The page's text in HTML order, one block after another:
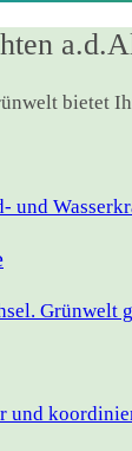
bietet
und